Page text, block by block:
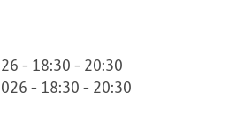
- 18:30 - 20:30
- 18:30 - 20:30